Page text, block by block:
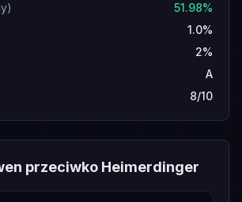
51.98%
1.0%
2%
A
8/10
przeciwko Heimerdinger